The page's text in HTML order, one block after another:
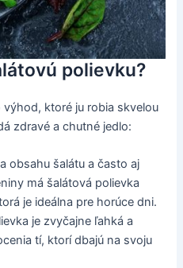
polievku?
ktoré ju robia skvelou
zdravé a chutné jedlo:
obsahu šalátu a často aj
má šalátová polievka
je ideálna pre horúce dni.
je zvyčajne ľahká a
tí, ktorí dbajú na svoju